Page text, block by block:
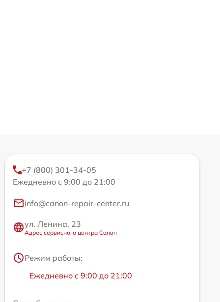
+7 (800) 301-34-05
Ежедневно с 9:00 до 21:00
info@canon-repair-center.ru
ул. Ленина, 23
Адрес сервисного центра Canon
Режим работы:
Ежедневно с 9:00 до 21:00